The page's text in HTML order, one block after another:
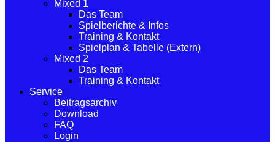
Mixed 1
Das Team
Spielberichte & Infos
Training & Kontakt
Spielplan & Tabelle (Extern)
Mixed 2
Das Team
Training & Kontakt
Service
Beitragsarchiv
Download
FAQ
Login